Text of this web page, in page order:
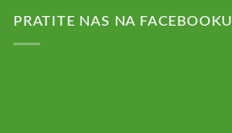
PRATITE NAS NA FACEBOOKU